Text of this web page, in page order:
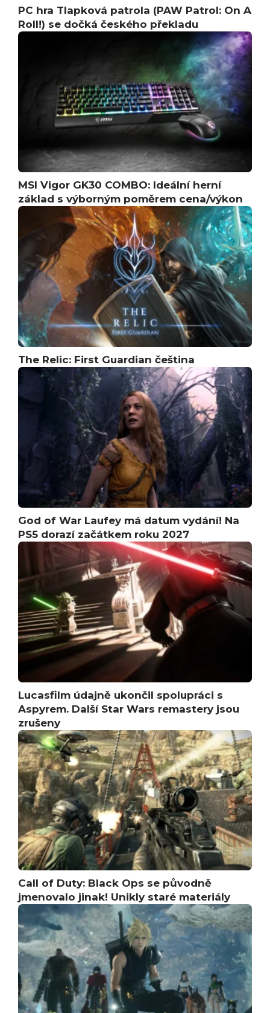
PC hra Tlapková patrola (PAW Patrol: On A
Roll!) se dočká českého překladu
MSI Vigor GK30 COMBO: Ideální herní
základ s výborným poměrem cena/výkon
The Relic: First Guardian čeština
God of War Laufey má datum vydání! Na
PS5 dorazí začátkem roku 2027
Lucasfilm údajně ukončil spolupráci s
Aspyrem. Další Star Wars remastery jsou
zrušeny
Call of Duty: Black Ops se původně
jmenovalo jinak! Unikly staré materiály